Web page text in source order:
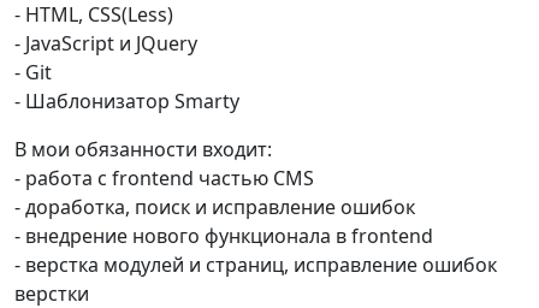
- HTML, CSS(Less)
- JavaScript и JQuery
- Git
- Шаблонизатор Smarty
В мои обязанности входит:
- работа с frontend частью CMS
- доработка, поиск и исправление ошибок
- внедрение нового функционала в frontend
- верстка модулей и страниц, исправление ошибок
верстки